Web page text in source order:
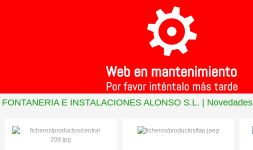
FONTANERIA E INSTALACIONES ALONSO S.L. | Novedades